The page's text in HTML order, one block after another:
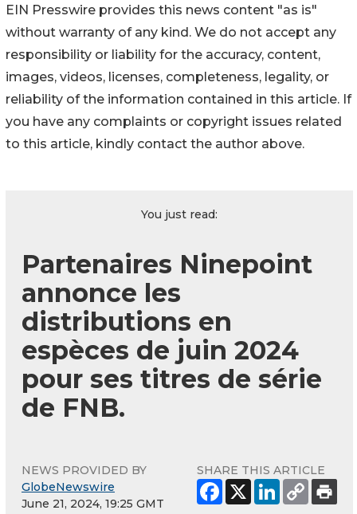
EIN Presswire provides this news content "as is"
without warranty of any kind. We do not accept any
responsibility or liability for the accuracy, content,
images, videos, licenses, completeness, legality, or
reliability of the information contained in this article. If
you have any complaints or copyright issues related
to this article, kindly contact the author above.
You just read:
Partenaires Ninepoint
annonce les
distributions en
espèces de juin 2024
pour ses titres de série
de FNB.
NEWS PROVIDED BY
GlobeNewswire
June 21, 2024, 19:25 GMT
SHARE THIS ARTICLE